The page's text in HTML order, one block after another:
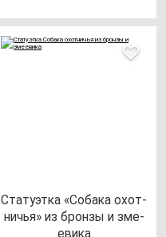
Ста­ту­эт­ка «Соба­ка охот­
ничья» из брон­зы и зме­
еви­ка